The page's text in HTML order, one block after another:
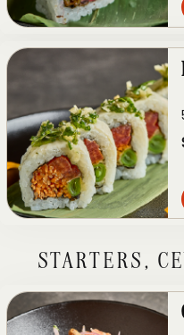
STARTERS,